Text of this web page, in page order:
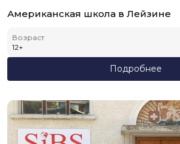
Американская школа в Лейзине
Возраст
12+
Подробнее